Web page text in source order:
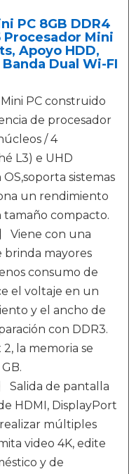
PC 8GB DDR4
Procesador Mini
Apoyo HDD,
Dual Wi-FI
PC construido
de procesador
/ 4
L3) e UHD
sistemas
un rendimiento
tamaño compacto.
Viene con una
brinda mayores
consumo de
el voltaje en un
y el ancho de
con DDR3.
la memoria se
Salida de pantalla
HDMI, DisplayPort
múltiples
video 4K, edite
y de